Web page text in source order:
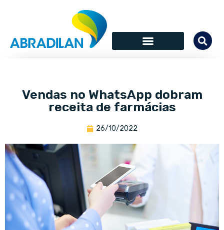
Vendas no WhatsApp dobram
receita de farmácias
26/10/2022